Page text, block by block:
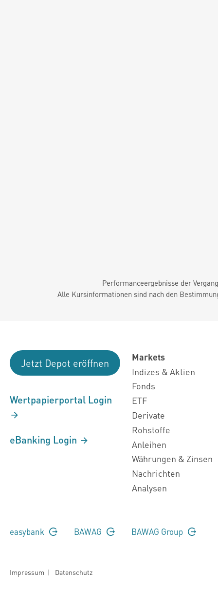
Performanceergebnisse der
Alle Kursinformationen sind nach den
Jetzt Depot eröffnen
Wertpapierportal Login
eBanking Login
Markets
Indizes & Aktien
Fonds
ETF
Derivate
Rohstoffe
Anleihen
Währungen & Zinsen
Nachrichten
Analysen
easybank BAWAG BAWAG Group
Impressum | Datenschutz